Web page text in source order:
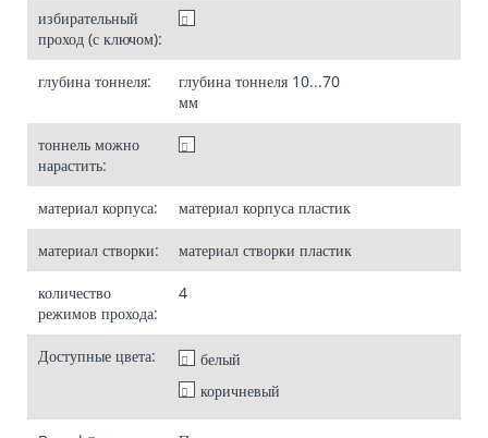
избирательный
проход (с ключом):
глубина тоннеля: глубина тоннеля 10...70
мм
тоннель можно
нарастить:
материал корпуса: материал корпуса пластик
материал створки: материал створки пластик
количество
режимов прохода:
4
Доступные цвета:
белый
коричневый